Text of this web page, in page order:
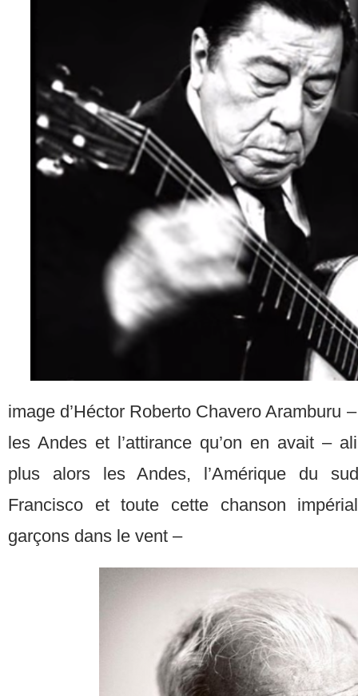
image d’Héctor Roberto Chavero Aramburu
les Andes et l’attirance qu’on en avait –
plus alors les Andes, l’Amérique du
Francisco et toute cette chanson
garçons dans le vent –